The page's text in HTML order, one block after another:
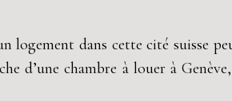
dans cette cité suisse
d’une chambre à louer à